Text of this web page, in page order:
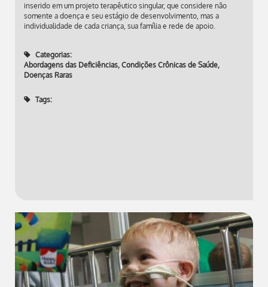
inserido em um projeto terapêutico singular, que considere não
somente a doença e seu estágio de desenvolvimento, mas a
individualidade de cada criança, sua família e rede de apoio.
Categorias:
Abordagens das Deficiências, Condições Crônicas de Saúde,
Doenças Raras
Tags: